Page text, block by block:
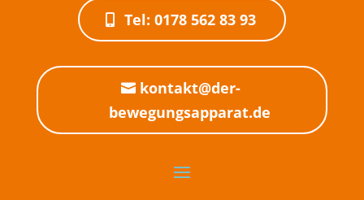
Tel: 0178 562 83 93
kontakt@der-
bewegungsapparat.de